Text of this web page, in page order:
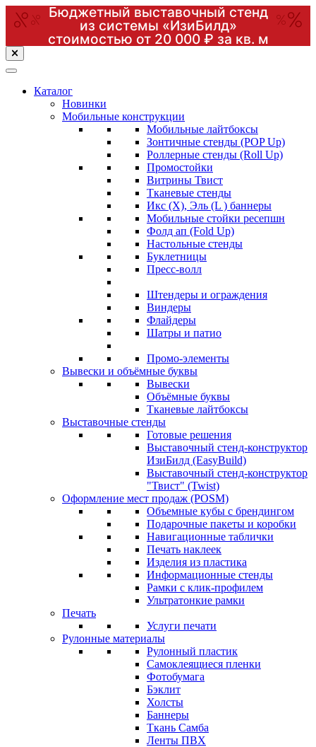
Бюджетный выставочный стенд
из системы «ИзиБилд»
стоимостью от 20 000 ₽ за кв. м
Перейти
к
содержимому
(нажмитеКаталог
Новинки
Мобильные конструкции
Мобильные лайтбоксы
Зонтичные стенды (POP Up)
Роллерные стенды (Roll Up)
Промостойки
Витрины Твист
Тканевые стенды
Икс (X), Эль (L ) баннеры
Мобильные стойки ресепшн
Фолд ап (Fold Up)
Настольные стенды
Буклетницы
Пресс-волл
Штендеры и ограждения
Виндеры
Флайдеры
Шатры и патио
Промо-элементы
Вывески и объёмные буквы
Вывески
Объёмные буквы
Тканевые лайтбоксы
Выставочные стенды
Готовые решения
Выставочный стенд-конструктор
ИзиБилд (EasyBuild)
Выставочный стенд-конструктор
"Твист" (Twist)
Оформление мест продаж (POSM)
Объемные кубы с брендингом
Подарочные пакеты и коробки
Навигационные таблички
Печать наклеек
Изделия из пластика
Информационные стенды
Рамки с клик-профилем
Ультратонкие рамки
Печать
Услуги печати
Рулонные материалы
Рулонный пластик
Самоклеящиеся пленки
Фотобумага
Бэклит
Холсты
Баннеры
Ткань Самба
Ленты ПВХ